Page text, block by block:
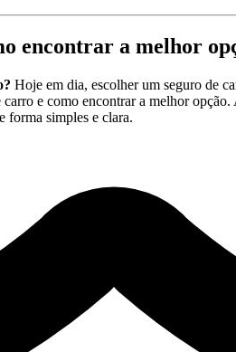
encontrar a melhor
Hoje em dia, escolher um seguro de
e como encontrar a melhor
forma simples e clara.